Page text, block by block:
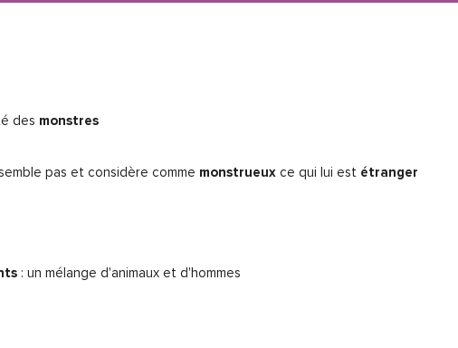
des monstres
pas et considère comme monstrueux ce qui lui estétranger
: un mélange d'animaux et d'hommes